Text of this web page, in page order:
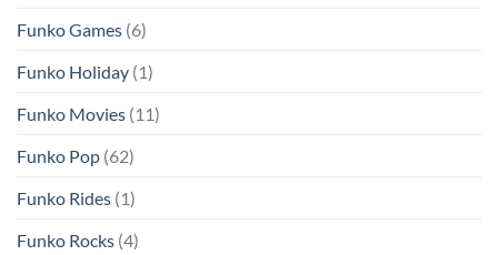
Funko Games (6)
Funko Holiday (1)
Funko Movies (11)
Funko Pop (62)
Funko Rides (1)
Funko Rocks (4)